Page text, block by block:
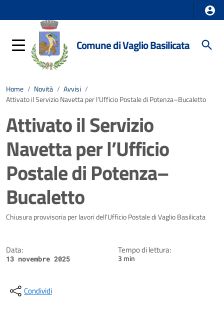
Comune di Vaglio Basilicata
Home / Novità / Avvisi /
Attivato il Servizio Navetta per l’Ufficio Postale di Potenza–Bucaletto
Attivato il Servizio
Navetta per l’Ufficio
Postale di Potenza–
Bucaletto
Dettagli della notizia
Chiusura provvisoria per lavori dell’Ufficio Postale di Vaglio Basilicata
Data:
13 novembre 2025
Tempo di lettura:
3 min
Condividi